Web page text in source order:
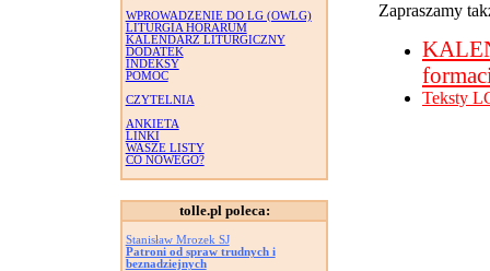
WPROWADZENIE DO LG (OWLG)
LITURGIA HORARUM
KALENDARZ LITURGICZNY
DODATEK
INDEKSY
POMOC
CZYTELNIA
ANKIETA
LINKI
WASZE LISTY
CO NOWEGO?
tolle.pl poleca:
Stanisław Mrozek SJ
Patroni od spraw trudnych i
beznadziejnych
Zapraszamy
Teksty